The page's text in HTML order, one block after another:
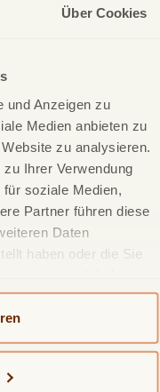
Über Cookies
und Anzeigen zu
Medien anbieten zu
zu analysieren.
Ihrer Verwendung
soziale Medien,
Partner führen diese
Daten
haben oder die Sie
Sie in unserer
Policy
aussetzen
des
dies gesetzlich
erforderlich,
berührt nicht
Transaktionen